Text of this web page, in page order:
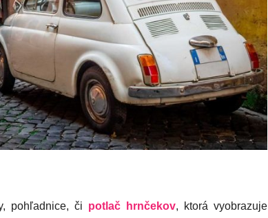
pohľadnice, či potlač hrnčekov, ktorá vyobrazuje